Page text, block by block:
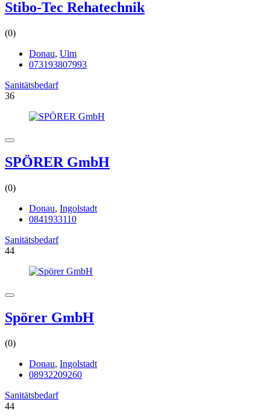
Stibo-Tec Rehatechnik
(0)
Donau, Ulm
073193807993
Sanitätsbedarf
36
SPÖRER GmbH
(0)
Donau, Ingolstadt
0841933110
Sanitätsbedarf
44
Spörer GmbH
(0)
Donau, Ingolstadt
08932209260
Sanitätsbedarf
44